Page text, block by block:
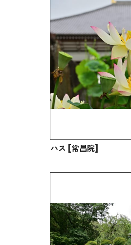
ハス [常昌院]